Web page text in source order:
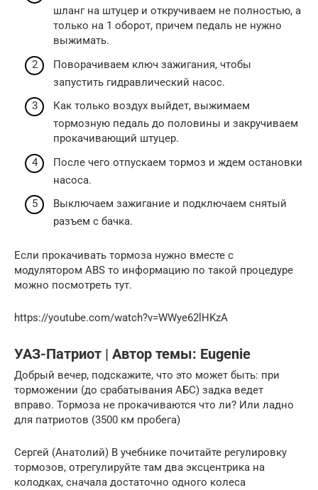
шланг на штуцер и откручиваем не полностью, а
только на 1 оборот, причем педаль не нужно
выжимать.
Поворачиваем ключ зажигания, чтобы
запустить гидравлический насос.
Как только воздух выйдет, выжимаем
тормозную педаль до половины и закручиваем
прокачивающий штуцер.
После чего отпускаем тормоз и ждем остановки
насоса.
Выключаем зажигание и подключаем снятый
разъем с бачка.
Если прокачивать тормоза нужно вместе с
модулятором ABS то информацию по такой процедуре
можно посмотреть тут.
https://youtube.com/watch?v=WWye62lHKzA
УАЗ-Патриот | Автор темы: Eugenie
Добрый вечер, подскажите, что это может быть: при
торможении (до срабатывания АБС) задка ведет
вправо. Тормоза не прокачиваются что ли? Или ладно
для патриотов (3500 км пробега)
Сергей (Анатолий) В учебнике почитайте регулировку
тормозов, отрегулируйте там два эксцентрика на
колодках, сначала достаточно одного колеса